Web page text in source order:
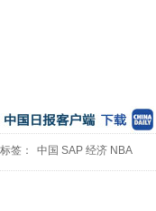
标签： 中国 SAP 经济 NBA